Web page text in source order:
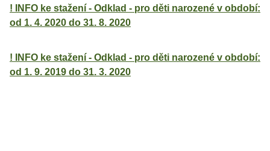
! INFO ke stažení - Odklad - pro děti narozené v období:
od 1. 4. 2020 do 31. 8. 2020
! INFO ke stažení - Odklad - pro děti narozené v období:
od 1. 9. 2019 do 31. 3. 2020